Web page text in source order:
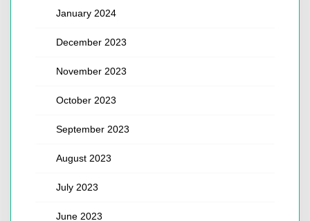
January 2024
December 2023
November 2023
October 2023
September 2023
August 2023
July 2023
June 2023